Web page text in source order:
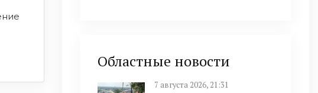
Областные новости
7 августа 2026, 21:31